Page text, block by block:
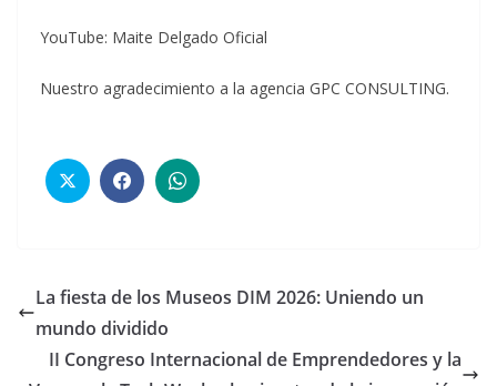
YouTube: Maite Delgado Oficial
Nuestro agradecimiento a la agencia GPC CONSULTING.
La fiesta de los Museos DIM 2026: Uniendo un
mundo dividido
II Congreso Internacional de Emprendedores y la